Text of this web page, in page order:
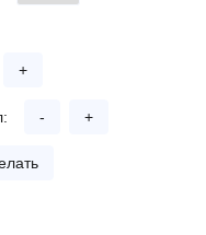
+
- +